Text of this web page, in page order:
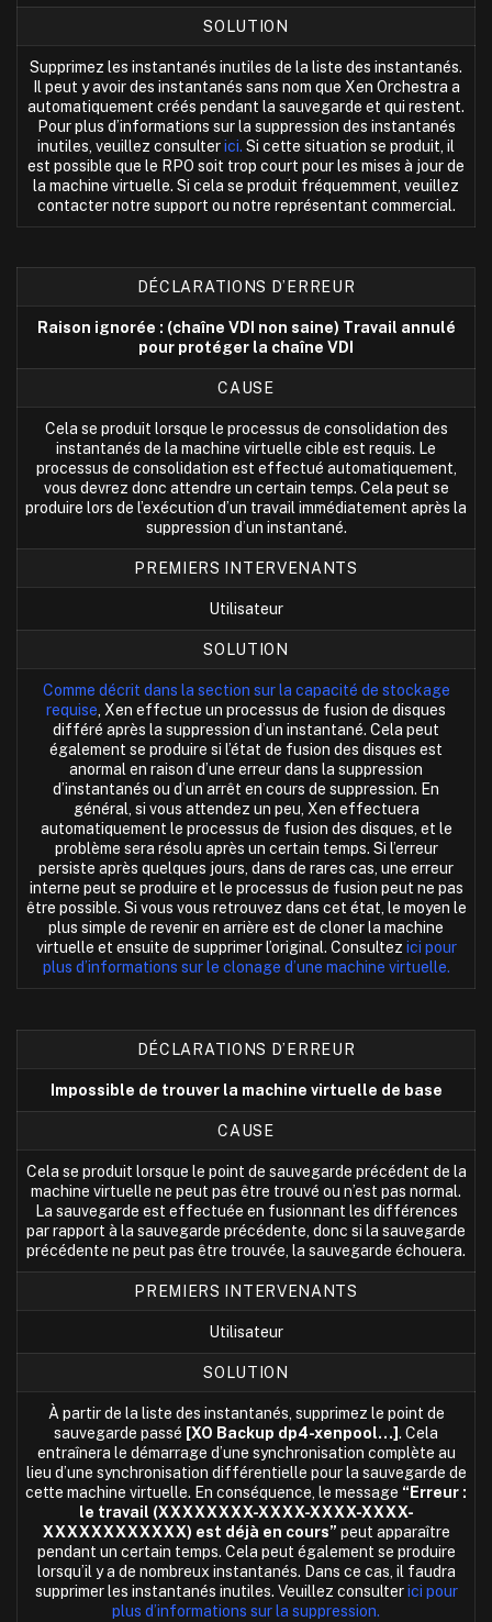
SOLUTION
Supprimez les instantanés inutiles de la liste des instantanés.
Il peut y avoir des instantanés sans nom que Xen Orchestra a
automatiquement créés pendant la sauvegarde et qui restent.
Pour plus d’informations sur la suppression des instantanés
inutiles, veuillez consulterici. Si cette situation se produit, il
est possible que le RPO soit trop court pour les mises à jour de
la machine virtuelle. Si cela se produit fréquemment, veuillez
contacter notre support ou notre représentant commercial.
DÉCLARATIONS D’ERREUR
Raison ignorée : (chaîne VDI non saine) Travail annulé
pour protéger la chaîne VDI
CAUSE
Cela se produit lorsque le processus de consolidation des
instantanés de la machine virtuelle cible est requis. Le
processus de consolidation est effectué automatiquement,
vous devrez donc attendre un certain temps. Cela peut se
produire lors de l’exécution d’un travail immédiatement après la
suppression d’un instantané.
PREMIERS INTERVENANTS
Utilisateur
SOLUTION
Comme décrit dans la section sur la capacité de stockage
requise, Xen effectue un processus de fusion de disques
différé après la suppression d’un instantané. Cela peut
également se produire si l’état de fusion des disques est
anormal en raison d’une erreur dans la suppression
d’instantanés ou d’un arrêt en cours de suppression. En
général, si vous attendez un peu, Xen effectuera
automatiquement le processus de fusion des disques, et le
problème sera résolu après un certain temps. Si l’erreur
persiste après quelques jours, dans de rares cas, une erreur
interne peut se produire et le processus de fusion peut ne pas
être possible. Si vous vous retrouvez dans cet état, le moyen le
plus simple de revenir en arrière est de cloner la machine
virtuelle et ensuite de supprimer l’original. Consultez ici pour
plus d’informations sur le clonage d’une machine virtuelle.
DÉCLARATIONS D’ERREUR
Impossible de trouver la machine virtuelle de base
CAUSE
Cela se produit lorsque le point de sauvegarde précédent de la
machine virtuelle ne peut pas être trouvé ou n’est pas normal.
La sauvegarde est effectuée en fusionnant les différences
par rapport à la sauvegarde précédente, donc si la sauvegarde
précédente ne peut pas être trouvée, la sauvegarde échouera.
PREMIERS INTERVENANTS
Utilisateur
SOLUTION
À partir de la liste des instantanés, supprimez le point de
sauvegarde passé [XO Backup dp4-xenpool…]. Cela
entraînera le démarrage d’une synchronisation complète au
lieu d’une synchronisation différentielle pour la sauvegarde de
cette machine virtuelle. En conséquence, le message “Erreur :
le travail (XXXXXXXX-XXXX-XXXX-XXXX-
XXXXXXXXXXXX) est déjà en cours” peut apparaître
pendant un certain temps. Cela peut également se produire
lorsqu’il y a de nombreux instantanés. Dans ce cas, il faudra
supprimer les instantanés inutiles. Veuillez consulterici pour
plus d’informations sur la suppression.